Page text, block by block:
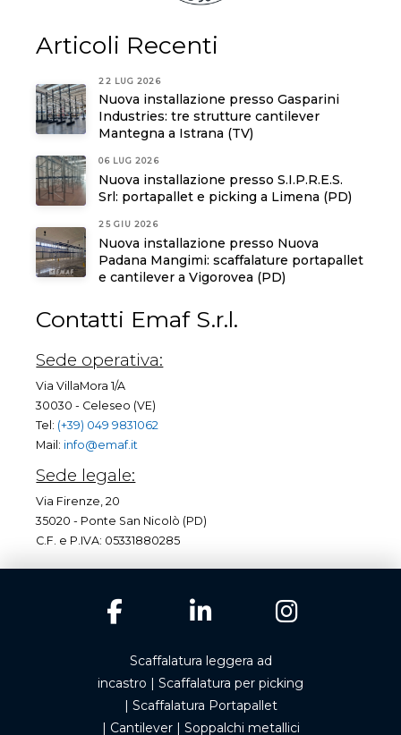
Articoli Recenti
22 LUG 2026
Nuova installazione presso Gasparini
Industries: tre strutture cantilever
Mantegna a Istrana (TV)
06 LUG 2026
Nuova installazione presso S.I.P.R.E.S.
Srl: portapallet e picking a Limena (PD)
25 GIU 2026
Nuova installazione presso Nuova
Padana Mangimi: scaffalature portapallet
e cantilever a Vigorovea (PD)
Contatti Emaf S.r.l.
Sede operativa:
Via VillaMora 1/A
30030 - Celeseo (VE)
Tel: (+39) 049 9831062
Mail: info@emaf.it
Sede legale:
Via Firenze, 20
35020 - Ponte San Nicolò (PD)
C.F. e P.IVA: 05331880285
Scaffalatura leggera ad
incastro | Scaffalatura per picking
| Scaffalatura Portapallet
| Cantilever| Soppalchi metallici